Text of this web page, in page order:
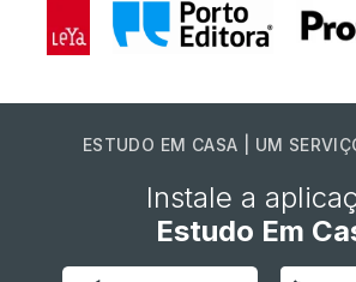
ESTUDO EM CASA | UM
Instale a
Estudo Em